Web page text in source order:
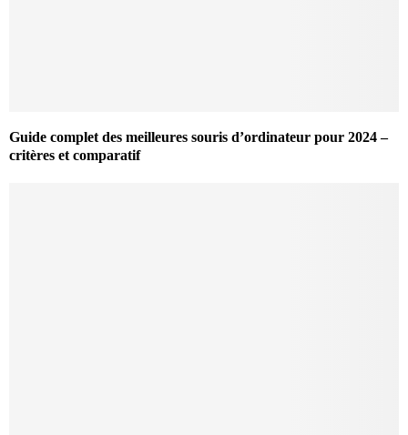
Guide complet des meilleures souris d’ordinateur pour 2024 –
critères et comparatif